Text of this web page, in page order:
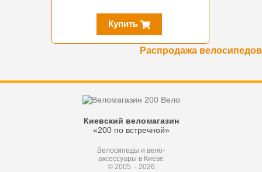
Купить
Распродажа велосипедов
Киевский веломагазин
«200 по встречной»
Велосипеды и вело-
аксессуары в Киеве
© 2005 – 2026